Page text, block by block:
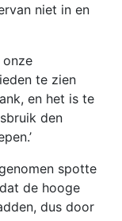
niet in en
onze
te zien
en het is te
den
spotte
de hooge
dus door